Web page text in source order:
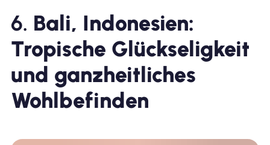
6. Bali, Indonesien:
Tropische Glückseligkeit
und ganzheitliches
Wohlbefinden